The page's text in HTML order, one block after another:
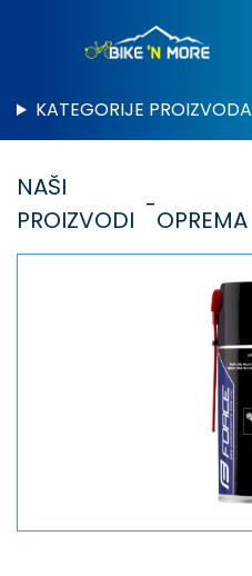
KATEGORIJE PROIZVODA
NAŠI
PROIZVODI
OPREMA